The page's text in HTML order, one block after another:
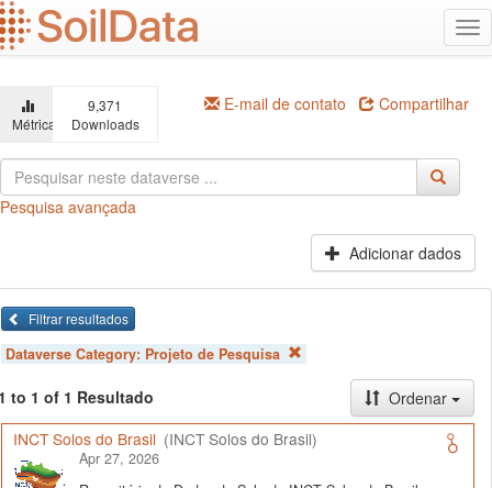
Ir
para
o
principal
Métricas
9,371
Downloads
E-mail de contato Compartilhar
Pesquisa avançada
Adicionar dados
Filtrar resultados
Dataverse Category: Projeto de Pesquisa
to 1 of 1 Resultado
Ordenar
INCT Solos do Brasil (INCT Solos do Brasil)
Apr 27, 2026